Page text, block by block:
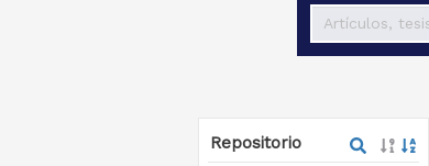
Repositorio